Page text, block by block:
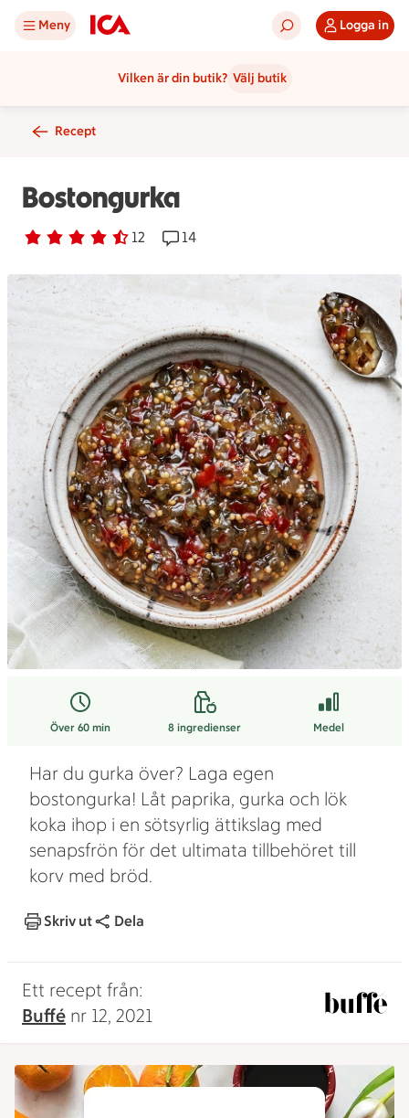
Meny Logga in
Vilken är din butik? Välj butik
Recept
Bostongurka
Betyg 4.3 av 5. 12
12 personer har röstatReceptet har 14 kommentarer
14
Över 60 min 8 ingredienser Medel
Har du gurka över? Laga egen
bostongurka! Låt paprika, gurka och lök
koka ihop i en sötsyrlig ättikslag med
senapsfrön för det ultimata tillbehöret till
korv med bröd.
Skriv ut Dela
Ett recept från:
Buffé nr 12, 2021